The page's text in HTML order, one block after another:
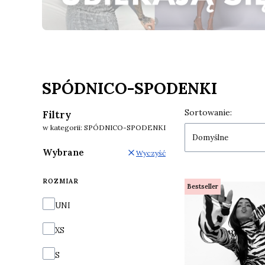
SPÓDNICO-SPODENKI
Filtry
w kategorii: SPÓDNICO-SPODENKI
Wybrane Wyczyść
ROZMIAR
Rozmiar
UNI
XS
S
Lista
Sortowanie:
Domyślne
Bestseller